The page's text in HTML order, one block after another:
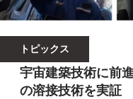
トピックス
宇宙建築技術に前
の溶接技術を実証